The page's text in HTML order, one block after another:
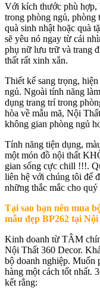
Với kích thước phù hợp,
trong phòng ngủ, phòng
quà sinh nhật hoặc quà
sẽ yêu nó ngay từ cái
phụ nữ lưu trữ và trang
thất rất xinh xắn.
Thiết kế sang trọng,
ngủ. Ngoài tính năng
dụng trang trí trong
hòa về mẫu mã, Nội
không gian phòng ngủ
Tính năng tiện dụng,
một món đồ nội thất
gian sống cực chill !!!.
liên hệ với chúng tôi để
những thắc mắc cho quý
Tại sao bạn nên mua
mẫu đẹp BP262 tại Nội
Kinh doanh từ TÂM
Nội Thất 360 Decor.
bộ doanh nghiệp. Muốn
hàng một cách tốt nhất.
kết rằng: